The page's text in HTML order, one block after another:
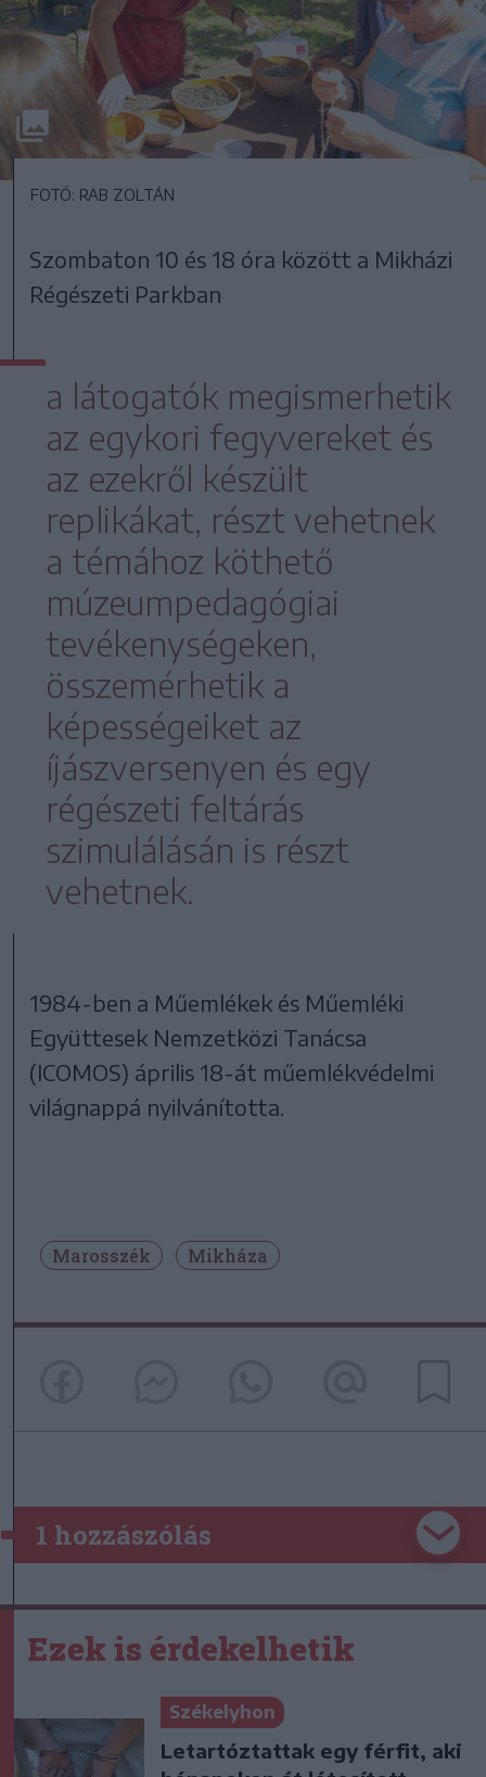
FOTÓ: RAB ZOLTÁN
Szombaton 10 és 18 óra között a Mikházi
Régészeti Parkban
a látogatók megismerhetik
az egykori fegyvereket és
az ezekről készült
replikákat, részt vehetnek
a témához köthető
múzeumpedagógiai
tevékenységeken,
összemérhetik a
képességeiket az
íjászversenyen és egy
régészeti feltárás
szimulálásán is részt
vehetnek.
1984-ben a Műemlékek és Műemléki
Együttesek Nemzetközi Tanácsa
(ICOMOS) április 18-át műemlékvédelmi
világnappá nyilvánította.
Marosszék Mikháza
1 hozzászólás
Ezek is érdekelhetik
Székelyhon
Letartóztattak egy férfit, aki